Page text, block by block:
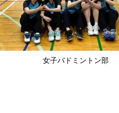
女子バドミントン部